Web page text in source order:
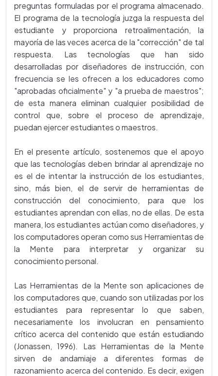
preguntas formuladas por el programa almacenado.
El programa de la tecnología juzga la respuesta del
estudiante y proporciona retroalimentación, la
mayoría de las veces acerca de la "corrección" de tal
respuesta. Las tecnologías que han sido
desarrolladas por diseñadores de instrucción, con
frecuencia se les ofrecen a los educadores como
"aprobadas oficialmente" y "a prueba de maestros";
de esta manera eliminan cualquier posibilidad de
control que, sobre el proceso de aprendizaje,
puedan ejercer estudiantes o maestros.
En el presente artículo, sostenemos que el apoyo
que las tecnologías deben brindar al aprendizaje no
es el de intentar la instrucción de los estudiantes,
sino, más bien, el de servir de herramientas de
construcción del conocimiento, para que los
estudiantes aprendan con ellas, no de ellas. De esta
manera, los estudiantes actúan como diseñadores, y
los computadores operan como sus Herramientas de
la Mente para interpretar y organizar su
conocimiento personal.
Las Herramientas de la Mente son aplicaciones de
los computadores que, cuando son utilizadas por los
estudiantes para representar lo que saben,
necesariamente los involucran en pensamiento
crítico acerca del contenido que están estudiando
(Jonassen, 1996). Las Herramientas de la Mente
sirven de andamiaje a diferentes formas de
razonamiento acerca del contenido. Es decir, exigen